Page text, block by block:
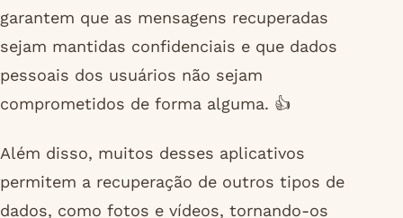
garantem que as mensagens recuperadas
sejam mantidas confidenciais e que dados
pessoais dos usuários não sejam
comprometidos de forma alguma. 👍
Além disso, muitos desses aplicativos
permitem a recuperação de outros tipos de
dados, como fotos e vídeos, tornando-os